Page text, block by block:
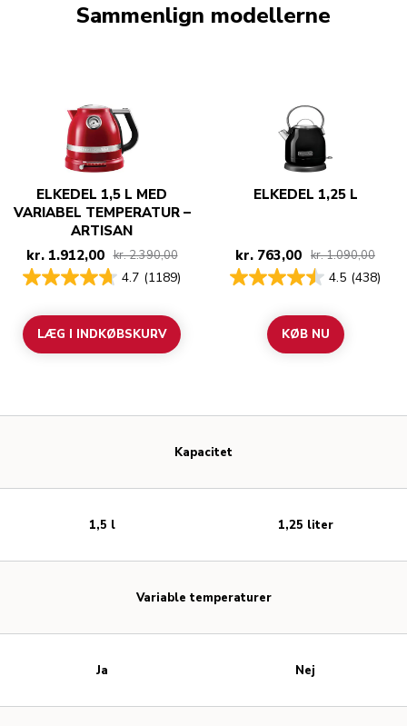
Sammenlign modellerne
ELKEDEL 1,5 L MED
VARIABEL TEMPERATUR –
ARTISAN
kr. 1.912,00 kr. 2.390,00
4.7 (1189)
LÆG I INDKØBSKURV
ELKEDEL 1,25 L
kr. 763,00 kr. 1.090,00
4.5 (438)
KØB NU
Kapacitet
Variable temperaturer
1,5 l
Ja
1,25 liter
Nej